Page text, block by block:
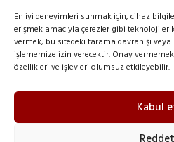
En iyi deneyimleri sunmak için, cihaz
erişmek amacıyla çerezler gibi
vermek, bu sitedeki tarama davranışı
işlememize izin verecektir. Onay
özellikleri ve işlevleri olumsuz etkileyebilir.
Kabul
+90 216 378 03 26
imak@imakreduktor.com
imak@imakreduktor.com